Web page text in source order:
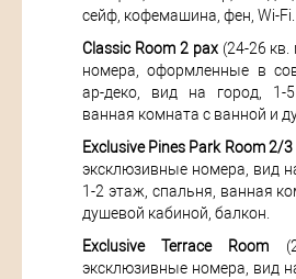
сейф, кофемашина, фен, Wi-Fi.
Classic Room 2 pax(24-26 кв.
номера, оформленные в
ар-деко, вид на город, 1-
ванная комната с ванной и
Exclusive Pines Park Room 2/
эксклюзивные номера, вид
1-2 этаж, спальня, ванная
душевой кабиной, балкон.
Exclusive Terrace Room
эксклюзивные номера, вид